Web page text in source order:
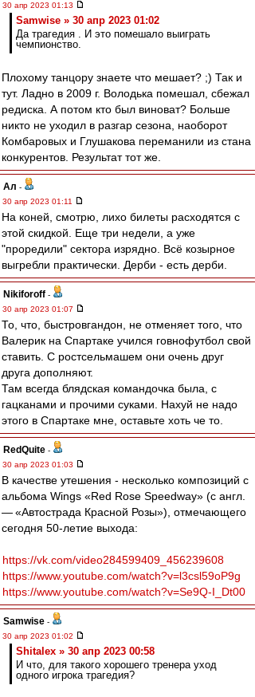
30 апр 2023 01:13
Samwise » 30 апр 2023 01:02
Да трагедия . И это помешало выиграть
чемпионство.
Плохому танцору знаете что мешает? ;) Так и
тут. Ладно в 2009 г. Володька помешал, сбежал
редиска. А потом кто был виноват? Больше
никто не уходил в разгар сезона, наоборот
Комбаровых и Глушакова переманили из стана
конкурентов. Результат тот же.
Ал -
30 апр 2023 01:11
На коней, смотрю, лихо билеты расходятся с
этой скидкой. Еще три недели, а уже
"проредили" сектора изрядно. Всё козырное
выгребли практически. Дерби - есть дерби.
Nikiforoff -
30 апр 2023 01:07
То, что, быстровгандон, не отменяет того, что
Валерик на Спартаке учился говнофутбол свой
ставить. С ростсельмашем они очень друг
друга дополняют.
Там всегда блядская командочка была, с
гацканами и прочими суками. Нахуй не надо
этого в Спартаке мне, оставьте хоть че то.
RedQuite -
30 апр 2023 01:03
В качестве утешения - несколько композиций с
альбома Wings «Red Rose Speedway» (с англ.
— «Автострада Красной Розы»), отмечающего
сегодня 50-летие выхода:
https://vk.com/video284599409_456239608
https://www.youtube.com/watch?v=l3csl59oP9g
https://www.youtube.com/watch?v=Se9Q-I_Dt00
Samwise -
30 апр 2023 01:02
Shitalex » 30 апр 2023 00:58
И что, для такого хорошего тренера уход
одного игрока трагедия?